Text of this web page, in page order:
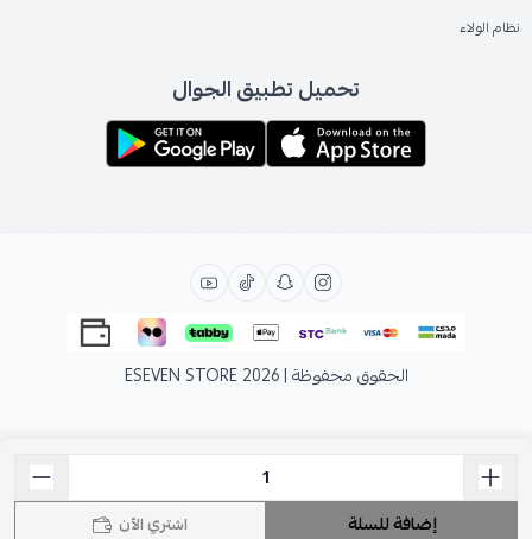
إضافة للسلة اشتري الآن
نظام الولاء
تحميل تطبيق الجوال
الحقوق محفوظة | 2026 ESEVEN STORE